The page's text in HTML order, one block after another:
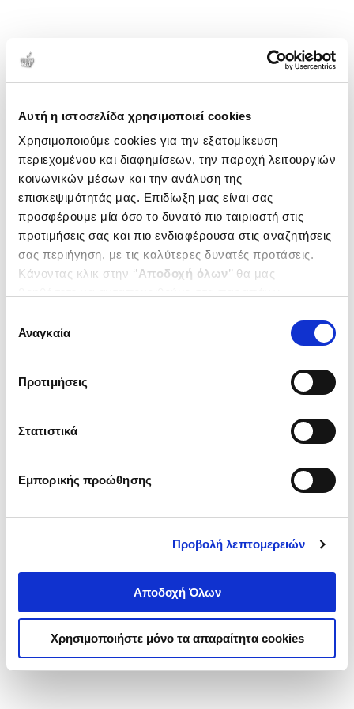
Αυτή η ιστοσελίδα χρησιμοποιεί cookies
Χρησιμοποιούμε cookies για την εξατομίκευση
περιεχομένου και διαφημίσεων, την παροχή λειτουργιών
κοινωνικών μέσων και την ανάλυση της
επισκεψιμότητάς μας. Επιδίωξη μας είναι σας
προσφέρουμε μία όσο το δυνατό πιο ταιριαστή στις
προτιμήσεις σας και πιο ενδιαφέρουσα στις αναζητήσεις
σας περιήγηση, με τις καλύτερες δυνατές προτάσεις.
Κάνοντας κλικ στην ‘’Αποδοχή όλων’’ θα μας
ενδιαφέρουν και να επιλέξετε από τα παρακάτω με την
΄΄και να ενημερωθείτε σχετικά με
συγκατάθεσης
Αναγκαία
Προτιμήσεις
Στατιστικά
Εμπορικής προώθησης
Προβολή λεπτομερειών
Αποδοχή Όλων
Χρησιμοποιήστε μόνο τα απαραίτητα cookies